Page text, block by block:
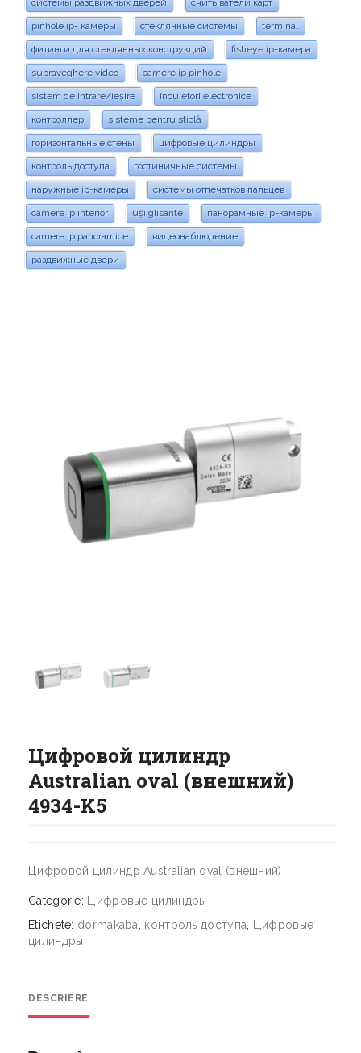
системы раздвижных дверей считыватели карт
pinhole ip- камеры стеклянные системы terminal
фитинги для стеклянных конструкций fisheye ip-камера
supraveghere video camere ip pinhole
sistem de intrare/ieșire încuietori electronice
контроллер sisteme pentru sticlă
горизонтальные стены цифровые цилиндры
контроль доступа гостиничные системы
наружные ip-камеры системы отпечатков пальцев
camere ip interior uși glisante панорамные ip-камеры
camere ip panoramice видеонаблюдение
раздвижные двери
Цифровой цилиндр
Australian oval (внешний)
4934-K5
Цифровой цилиндр Australian oval (внешний)
Categorie:
Цифровые цилиндры
Etichete: dormakaba контроль доступа
Цифровые
цилиндры
DESCRIERE